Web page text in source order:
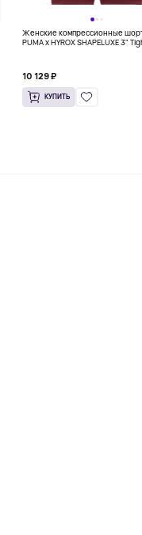
Женские компрессионные
PUMA x HYROX SHAPELUXE 3"
10 129 ₽
КУПИТЬ